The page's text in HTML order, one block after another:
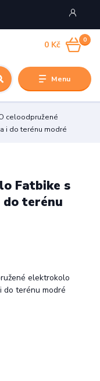
Menu
0
0 Kč
celoodpružené
i do terénu modré
Fatbike s
do terénu